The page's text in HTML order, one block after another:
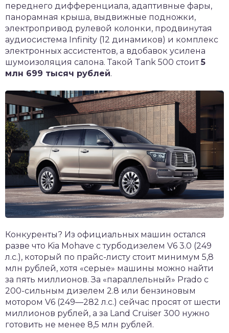
переднего дифференциала, адаптивные фары,
панорамная крыша, выдвижные подножки,
электропривод рулевой колонки, продвинутая
аудиосистема Infinity (12 динамиков) и комплекс
электронных ассистентов, а вдобавок усилена
шумоизоляция салона. Такой Tank 500 стоит5
млн 699 тысяч рублей.
Конкуренты? Из официальных машин остался
разве что Kia Mohave с турбодизелем V6 3.0 (249
л.с.), который по прайс-листу стоит минимум 5,8
млн рублей, хотя «серые» машины можно найти
за пять миллионов. За «параллельный» Prado с
200-сильным дизелем 2.8 или бензиновым
мотором V6 (249—282 л.с.) сейчас просят от шести
миллионов рублей, а за Land Cruiser 300 нужно
готовить не менее 8,5 млн рублей.